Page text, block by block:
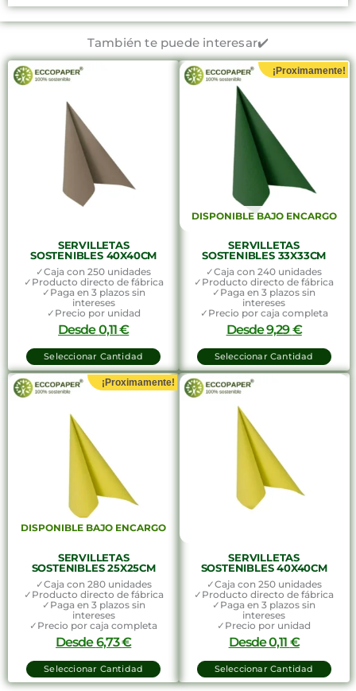
También te puede interesar✔️
SERVILLETAS
SOSTENIBLES 40X40CM
✓Caja con 250 unidades
✓Producto directo de fábrica
✓Paga en 3 plazos sin
intereses
✓Precio por unidad
Desde0,11€
Seleccionar Cantidad
¡Proximamente!
DISPONIBLE BAJO ENCARGO
SERVILLETAS
SOSTENIBLES 33X33CM
✓Caja con 240 unidades
✓Producto directo de fábrica
✓Paga en 3 plazos sin
intereses
✓Precio por caja completa
Desde9,29€
Seleccionar Cantidad
¡Proximamente!
DISPONIBLE BAJO ENCARGO
SERVILLETAS
SOSTENIBLES 25X25CM
✓Caja con 280 unidades
✓Producto directo de fábrica
✓Paga en 3 plazos sin
intereses
✓Precio por caja completa
Desde6,73€
Seleccionar Cantidad
SERVILLETAS
SOSTENIBLES 40X40CM
✓Caja con 250 unidades
✓Producto directo de fábrica
✓Paga en 3 plazos sin
intereses
✓Precio por unidad
Desde0,11 €
Seleccionar Cantidad